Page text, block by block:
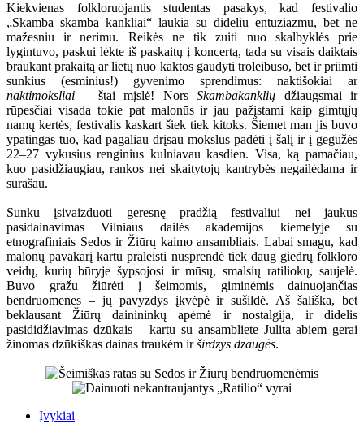
Kiekvienas folkloruojantis studentas pasakys, kad festivalio
„Skamba skamba kankliai“ laukia su dideliu entuziazmu, bet ne
mažesniu ir nerimu. Reikės ne tik zuiti nuo skalbyklės prie
lygintuvo, paskui lėkte iš paskaitų į koncertą, tada su visais daiktais
braukant prakaitą ar lietų nuo kaktos gaudyti troleibuso, bet ir priimti
sunkius (esminius!) gyvenimo sprendimus: naktišokiai ar
naktimoksliai– štai mįslė! NorsSkambakanklių džiaugsmai ir
rūpesčiai visada tokie pat malonūs ir jau pažįstami kaip gimtųjų
namų kertės, festivalis kaskart šiek tiek kitoks. Šiemet man jis buvo
ypatingas tuo, kad pagaliau drįsau mokslus padėti į šalį ir į gegužės
22–27 vykusius renginius kulniavau kasdien. Visa, ką pamačiau,
kuo pasidžiaugiau, rankos nei skaitytojų kantrybės negailėdama ir
surašau.
Sunku įsivaizduoti geresnę pradžią festivaliui nei jaukus
pasidainavimas Vilniaus dailės akademijos kiemelyje su
etnografiniais Sedos ir Žiūrų kaimo ansambliais. Labai smagu, kad
malonų pavakarį kartu praleisti nusprendė tiek daug giedrų folkloro
veidų, kurių būryje šypsojosi ir mūsų, smalsių ratiliokų, saujelė.
Buvo gražu žiūrėti į šeimomis, giminėmis dainuojančias
bendruomenes – jų pavyzdys įkvėpė ir sušildė. Aš šališka, bet
beklausant Žiūrų dainininkų apėmė ir nostalgija, ir didelis
pasididžiavimas dzūkais – kartu su ansambliete Julita abiem gerai
žinomas dzūkiškas dainas traukėm irširdzys dzaugės.
Įvykiai